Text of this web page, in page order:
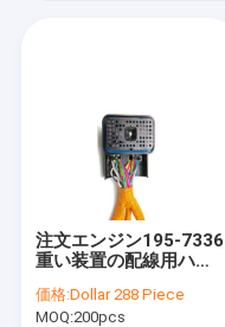
注文エンジン195-7336
重い装置の配線用ハー
価格:Dollar 288 Piece
MOQ:200pcs